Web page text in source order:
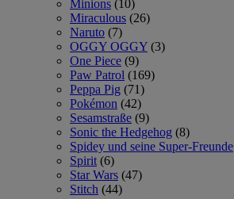
Minions (10)
Miraculous (26)
Naruto (7)
OGGY OGGY (3)
One Piece (9)
Paw Patrol (169)
Peppa Pig (71)
Pokémon (42)
Sesamstraße (9)
Sonic the Hedgehog (8)
Spidey und seine Super-Freunde
Spirit (6)
Star Wars (47)
Stitch (44)